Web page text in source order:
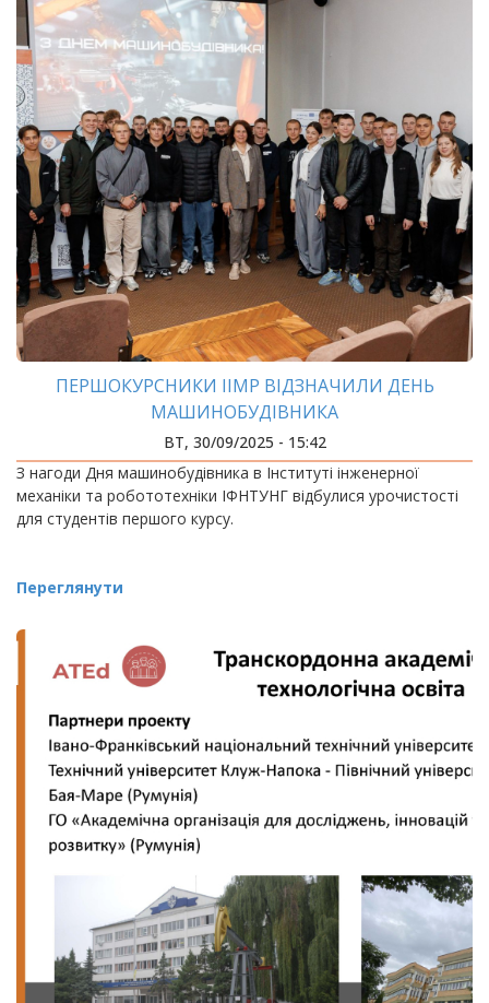
ПЕРШОКУРСНИКИ ІІМР ВІДЗНАЧИЛИ ДЕНЬ
МАШИНОБУДІВНИКА
ВТ, 30/09/2025 - 15:42
З нагоди Дня машинобудівника в Інституті інженерної
механіки та робототехніки ІФНТУНГ відбулися урочистості
для студентів першого курсу.
Переглянути